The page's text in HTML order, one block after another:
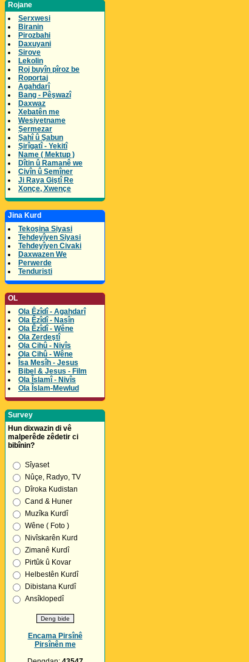
Rojane
Serxwesi
Biranin
Pirozbahi
Daxuyani
Sirove
Lekolin
Roj buyîn pîroz be
Roportaj
Agahdarî
Bang - Pêşwazî
Daxwaz
Xebatên me
Wesiyetname
Şermezar
Şahî û Şabun
Şirîgatî - Yekitî
Name ( Mektup )
Dîtin û Ramanê we
Civîn û Semîner
Ji Raya Giştî Re
Xonçe, Xwençe
Jina Kurd
Tekoşina Siyasi
Tehdeyîyen Siyasi
Tehdeyîyen Civaki
Daxwazen We
Perwerde
Tenduristi
OL
Ola Êzîdî - Agahdarî
Ola Êzîdî - Nasîn
Ola Êzîdî - Wêne
Ola Zerdeştî
Ola Cihû - Nivîs
Ola Cihû - Wêne
Îsa Mesîh - Jesus
Bibel & Jesus - Film
Ola Îslamî - Nivîs
Ola Îslam-Mewlud
Survey
Hun dixwazin di vê
malperêde zêdetir ci
bibînin?
Sîyaset
Nûçe, Radyo, TV
Dîroka Kudistan
Cand & Huner
Muzîka Kurdî
Wêne ( Foto )
Nivîskarên Kurd
Zimanê Kurdî
Pirtûk û Kovar
Helbestên Kurdî
Dibistana Kurdî
Ansîklopedî
Encama Pirsînê
Pirsînên me